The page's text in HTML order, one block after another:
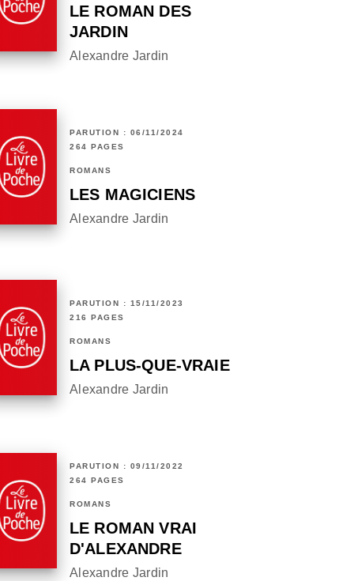
LE ROMAN DES
JARDIN
Alexandre Jardin
PARUTION : 06/11/2024
264 PAGES
ROMANS
LES MAGICIENS
Alexandre Jardin
PARUTION : 15/11/2023
216 PAGES
ROMANS
LA PLUS-QUE-VRAIE
Alexandre Jardin
PARUTION : 09/11/2022
264 PAGES
ROMANS
LE ROMAN VRAI
D'ALEXANDRE
Alexandre Jardin